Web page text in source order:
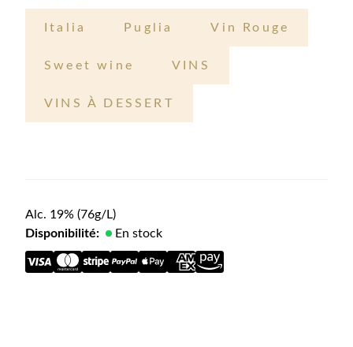
Italia Puglia Vin Rouge
Sweet wine VINS
VINS À DESSERT
Alc. 19% (76g/L)
Disponibilité:
En stock